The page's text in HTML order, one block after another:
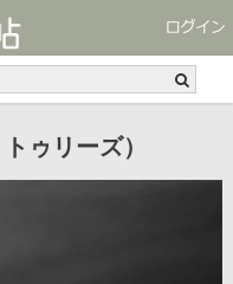
ゥリーズ）